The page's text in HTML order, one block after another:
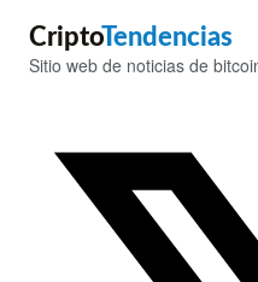
CriptoTendencias
Sitio web de noticias de